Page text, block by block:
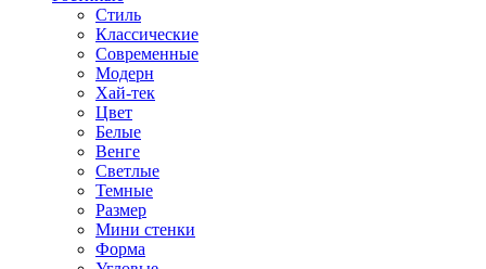
Стиль
Классические
Современные
Модерн
Хай-тек
Цвет
Белые
Венге
Светлые
Темные
Размер
Мини стенки
Форма